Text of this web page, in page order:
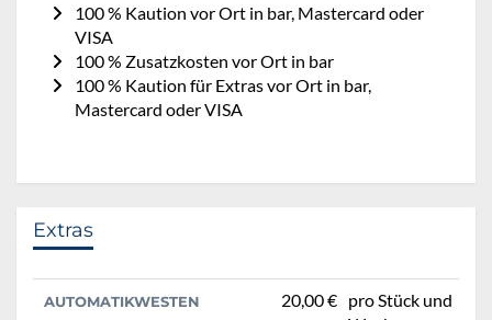
100 % Kaution vor Ort in bar, Mastercard oder
VISA
100 % Zusatzkosten vor Ort in bar
100 % Kaution für Extras vor Ort in bar,
Mastercard oder VISA
Extras
AUTOMATIKWESTEN 20,00 € pro Stück und